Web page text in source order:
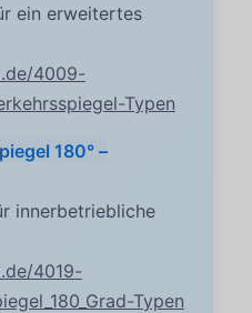
ein erweitertes
4009-
Typen
180° –
innerbetriebliche
4019-
Typen